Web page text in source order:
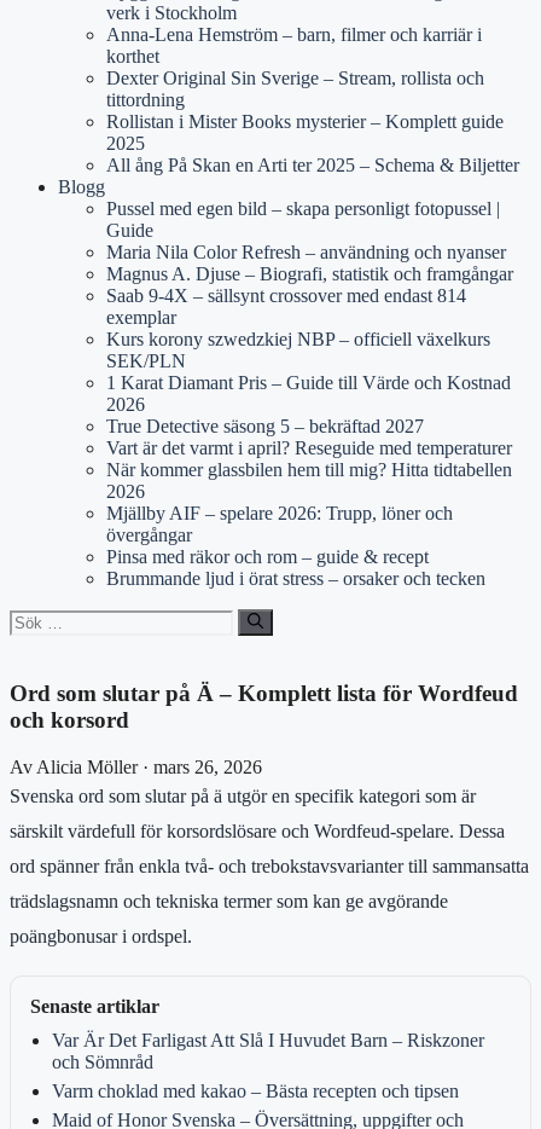
verk i Stockholm
Anna-Lena Hemström – barn, filmer och karriär i
korthet
Dexter Original Sin Sverige – Stream, rollista och
tittordning
Rollistan i Mister Books mysterier – Komplett guide
2025
All ång På Skan en Arti ter 2025 – Schema & Biljetter
Blogg
Pussel med egen bild – skapa personligt fotopussel |
Guide
Maria Nila Color Refresh – användning och nyanser
Magnus A. Djuse – Biografi, statistik och framgångar
Saab 9-4X – sällsynt crossover med endast 814
exemplar
Kurs korony szwedzkiej NBP – officiell växelkurs
SEK/PLN
1 Karat Diamant Pris – Guide till Värde och Kostnad
2026
True Detective säsong 5 – bekräftad 2027
Vart är det varmt i april? Reseguide med temperaturer
När kommer glassbilen hem till mig? Hitta tidtabellen
2026
Mjällby AIF – spelare 2026: Trupp, löner och
övergångar
Pinsa med räkor och rom – guide & recept
Brummande ljud i örat stress – orsaker och tecken
Sök
efter:
Ord som slutar på Ä – Komplett lista för Wordfeud
och korsord
Av Alicia Möller · mars 26, 2026
Svenska ord som slutar på ä utgör en specifik kategori som är
särskilt värdefull för korsordslösare och Wordfeud-spelare. Dessa
ord spänner från enkla två- och trebokstavsvarianter till sammansatta
trädslagsnamn och tekniska termer som kan ge avgörande
poängbonusar i ordspel.
Senaste artiklar
Var Är Det Farligast Att Slå I Huvudet Barn – Riskzoner
och Sömnråd
Varm choklad med kakao – Bästa recepten och tipsen
Maid of Honor Svenska – Översättning, uppgifter och